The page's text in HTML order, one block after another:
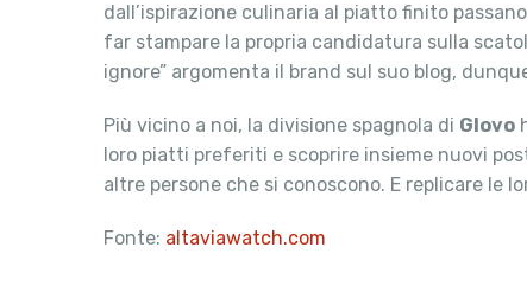
dall’ispirazione culinaria al piatto finito
far stampare la propria candidatura sulla
ignore” argomenta il brand sul suo blog,
Più vicino a noi, la divisione spagnola di Glovo
loro piatti preferiti e scoprire insieme nuovi
altre persone che si conoscono. E replicare le
Fonte: altaviawatch.com